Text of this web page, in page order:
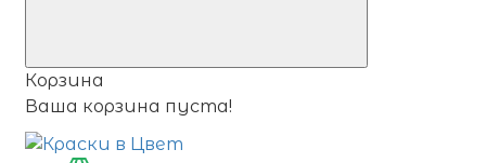
Корзина
Ваша корзина пуста!